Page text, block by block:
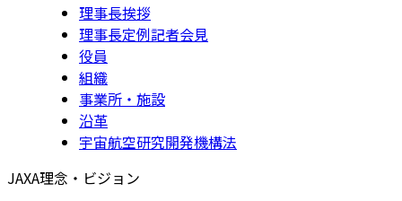
理事長挨拶
理事長定例記者会見
役員
組織
事業所・施設
沿革
宇宙航空研究開発機構法
JAXA理念・ビジョン